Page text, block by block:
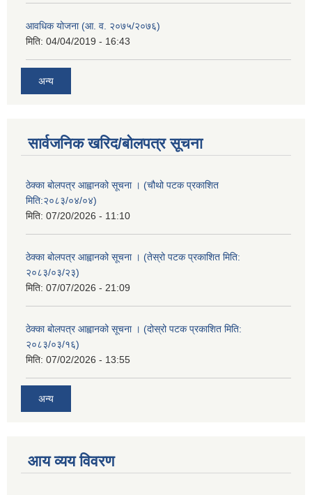
आवधिक योजना (आ. व. २०७५/२०७६)
मिति: 04/04/2019 - 16:43
अन्य
सार्वजनिक खरिद/बोलपत्र सूचना
ठेक्का बोलपत्र आह्वानको सूचना । (चौथो पटक प्रकाशित
मिति:२०८३/०४/०४)
मिति: 07/20/2026 - 11:10
ठेक्का बोलपत्र आह्वानको सूचना । (तेस्रो पटक प्रकाशित मिति:
२०८३/०३/२३)
मिति: 07/07/2026 - 21:09
ठेक्का बोलपत्र आह्वानको सूचना । (दोस्रो पटक प्रकाशित मिति:
२०८३/०३/१६)
मिति: 07/02/2026 - 13:55
अन्य
आय व्यय विवरण